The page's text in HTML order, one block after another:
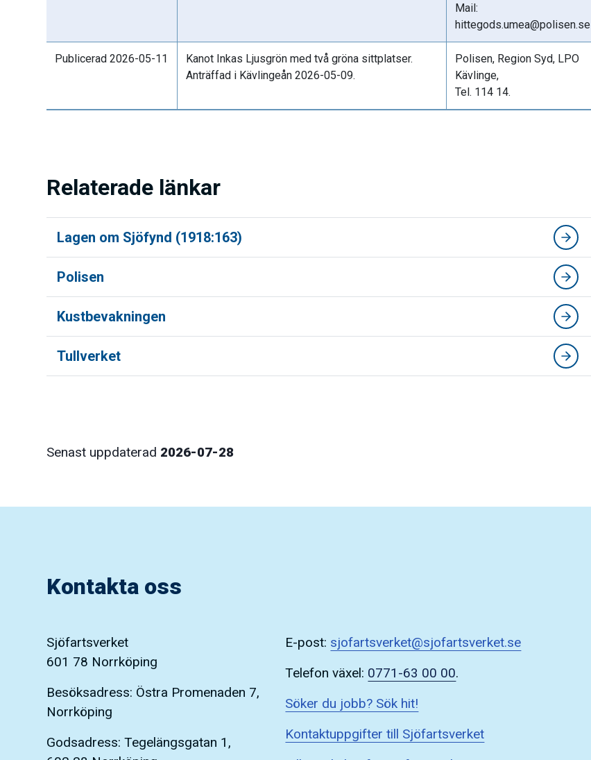
Mail:
hittegods.umea@polisen.se
Publicerad 2026-05-11
Kanot Inkas Ljusgrön med två gröna sittplatser.
Anträffad i Kävlingeån 2026-05-09.
Polisen, Region Syd, LPO
Kävlinge,
Tel. 114 14.
Relaterade länkar
Lagen om Sjöfynd (1918:163)
Polisen
Kustbevakningen
Tullverket
Senast uppdaterad 2026-07-28
Kontakta oss
Sjöfartsverket
601 78 Norrköping
Besöksadress: Östra Promenaden 7,
Norrköping
Godsadress: Tegelängsgatan 1,
E-post: sjofartsverket@sjofartsverket.se
Telefon växel: 0771-63 00 00.
Söker du jobb? Sök hit!
Kontaktuppgifter till Sjöfartsverket